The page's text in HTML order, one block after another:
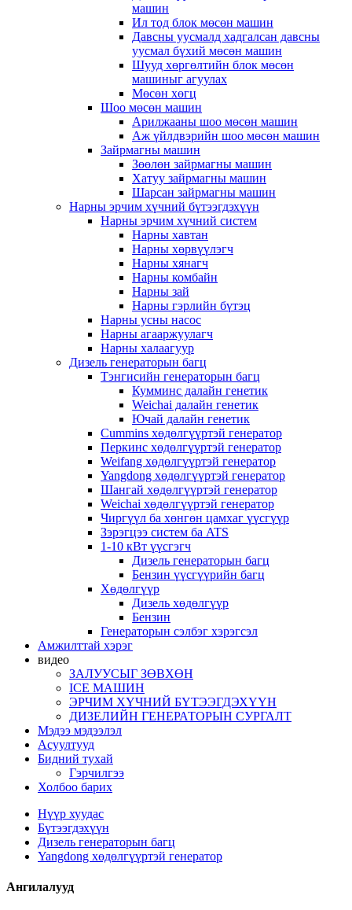
машин
Ил тод блок мөсөн машин
Давсны уусмалд хадгалсан давсны
уусмал бүхий мөсөн машин
Шууд хөргөлтийн блок мөсөн
машиныг агуулах
Мөсөн хөгц
Шоо мөсөн машин
Арилжааны шоо мөсөн машин
Аж үйлдвэрийн шоо мөсөн машин
Зайрмагны машин
Зөөлөн зайрмагны машин
Хатуу зайрмагны машин
Шарсан зайрмагны машин
Нарны эрчим хүчний бүтээгдэхүүн
Нарны эрчим хүчний систем
Нарны хавтан
Нарны хөрвүүлэгч
Нарны хянагч
Нарны комбайн
Нарны зай
Нарны гэрлийн бүтэц
Нарны усны насос
Нарны агааржуулагч
Нарны халаагуур
Дизель генераторын багц
Тэнгисийн генераторын багц
Кумминс далайн генетик
Weichai далайн генетик
Ючай далайн генетик
Cummins хөдөлгүүртэй генератор
Перкинс хөдөлгүүртэй генератор
Weifang хөдөлгүүртэй генератор
Yangdong хөдөлгүүртэй генератор
Шангай хөдөлгүүртэй генератор
Weichai хөдөлгүүртэй генератор
Чиргүүл ба хөнгөн цамхаг үүсгүүр
Зэрэгцээ систем ба ATS
1-10 кВт үүсгэгч
Дизель генераторын багц
Бензин үүсгүүрийн багц
Хөдөлгүүр
Дизель хөдөлгүүр
Бензин
Генераторын сэлбэг хэрэгсэл
Амжилттай хэрэг
видео
ЗАЛУУСЫГ ЗӨВХӨН
ICE МАШИН
ЭРЧИМ ХҮЧНИЙ БҮТЭЭГДЭХҮҮН
ДИЗЕЛИЙН ГЕНЕРАТОРЫН СУРГАЛТ
Мэдээ мэдээлэл
Асуултууд
Бидний тухай
Гэрчилгээ
Холбоо барих
Нүүр хуудас
Бүтээгдэхүүн
Дизель генераторын багц
Yangdong хөдөлгүүртэй генератор
Ангилалууд